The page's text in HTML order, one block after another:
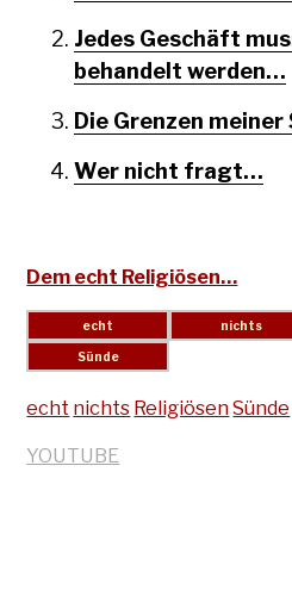
Jedes Geschäft
behandelt werden…
Die Grenzen
Wer nicht fragt…
Dem echt Religiösen…
echt nichts ReligiösenSünde
YOUTUBE